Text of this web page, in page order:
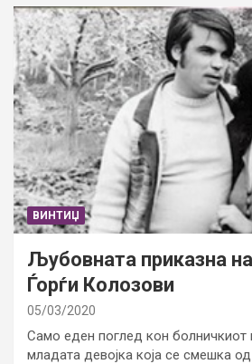
ВИНТИЏ
Љубовната приказна
Ѓорѓи Колозови
05/03/2020
Само еден поглед кон болничкиот
младата девојка која се смешка